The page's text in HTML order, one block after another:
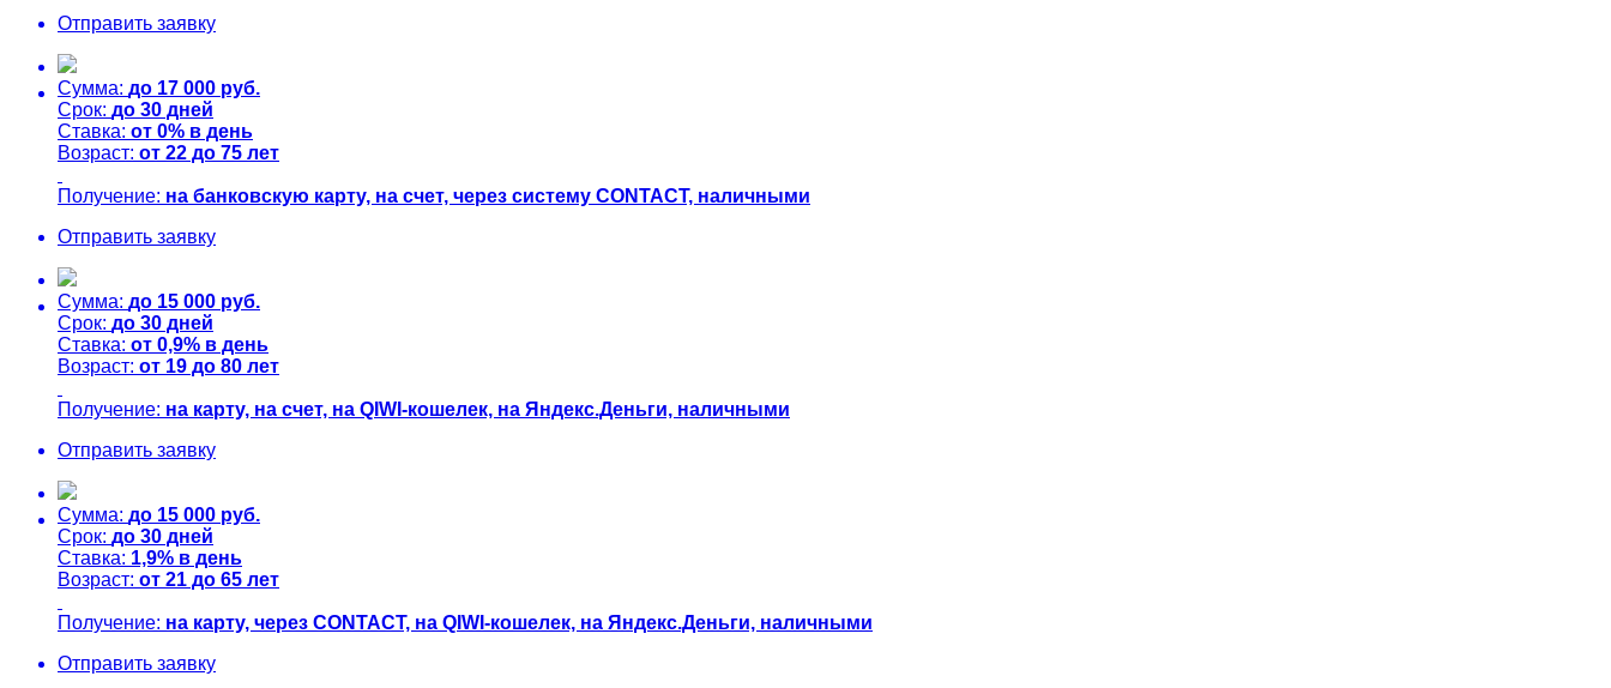
Отправить заявку
Сумма: до 17 000 руб.
Срок: до 30 дней
Ставка: от 0% в день
Возраст: от 22 до 75 лет
Получение: на банковскую карту, на счет, через систему CONTACT, наличными
Отправить заявку
Сумма: до 15 000 руб.
Срок: до 30 дней
Ставка: от 0,9% в день
Возраст: от 19 до 80 лет
Получение: на карту, на счет, на QIWI-кошелек, на Яндекс.Деньги, наличными
Отправить заявку
Сумма: до 15 000 руб.
Срок: до 30 дней
Ставка: 1,9% в день
Возраст: от 21 до 65 лет
Получение: на карту, через CONTACT, на QIWI-кошелек, на Яндекс.Деньги, наличными
Отправить заявку